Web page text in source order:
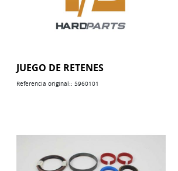
JUEGO DE RETENES
Referencia original:: 5960101